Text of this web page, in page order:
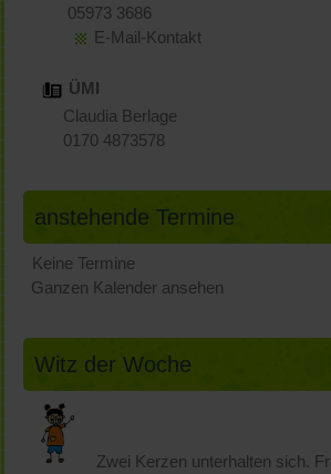
05973 3686
E-Mail-Kontakt
ÜMI
Claudia Berlage
0170 4873578
anstehende Termine
Keine Termine
Ganzen Kalender ansehen
Witz der Woche
Zwei Kerzen unterhalten sich.